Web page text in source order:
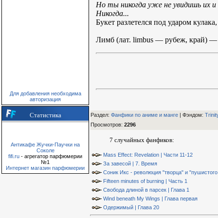
Для добавления необходима
авторизация
Статистика
Антикафе Жучки-Паучки на
Соколе
fifi.ru - агрегатор парфюмерии
№1
Интернет магазин парфюмерии
Но ты никогда уже не увидишь их
Никогда...
Букет разлетелся под ударом
Лимб (лат. limbus — рубеж, край) —
Раздел: Фанфики по аниме и манге | Фэндом:
Просмотров: 2296
7 случайных фанфиков:
Mass Effect: Revelation | Части 11-12
За завесой | 7. Время
Соник Икс - революция "творца" и
Fifteen minutes of burning | Часть 1
Свобода длиной в парсек | Глава 1
Wind beneath My Wings | Глава первая
Одержимый | Глава 20